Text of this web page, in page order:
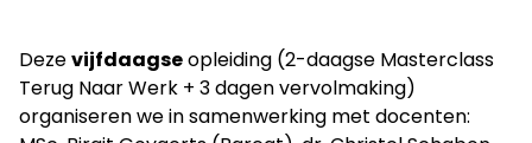
expert
-
Dezevijfdaagseopleiding (2-daagse Masterclass
Terug Naar Werk + 3 dagen vervolmaking)
organiseren we in samenwerking met docenten: